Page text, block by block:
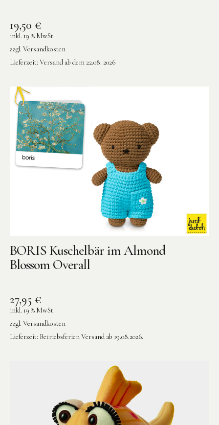
19,50 €
inkl. 19 % MwSt.
zzgl. Versandkosten
Lieferzeit: Versand ab dem 22.08. 2026
BORIS Kuschelbär im Almond
Blossom Overall
27,95 €
inkl. 19 % MwSt.
zzgl. Versandkosten
Lieferzeit: Betriebsferien Versand ab 19.08.2026.